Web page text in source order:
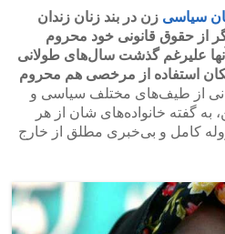
سیاسی زن در بند زنان زندان
از حقوق قانونی خود محروم
آنها علیرغم گذشت سال‌های طولانی
استفاده از مرخصی هم محروم
حاضر ۲۶ زندانی از طیف‌های مختلف سیاسی و
به گفته خانواده‌های شان از هر
کامل و بی‌خبری مطلق از خارج